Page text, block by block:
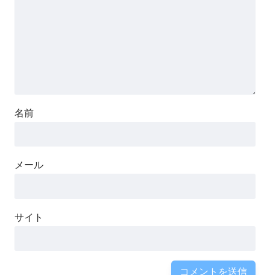
名前
メール
サイト